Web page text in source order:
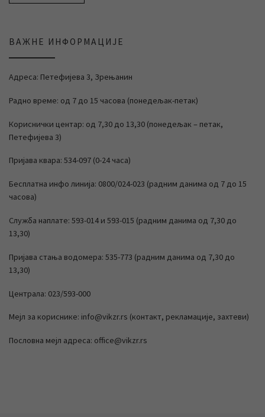
ВАЖНЕ ИНФОРМАЦИЈЕ
Адреса: Петефијева 3, Зрењанин
Радно време: од 7 до 15 часова (понедељак-петак)
Кориснички центар: од 7,30 до 13,30 (понедељак – петак,
Петефијева 3)
Пријава квара: 534-097 (0-24 часа)
Бесплатна инфо линија: 0800/024-023 (радним данима од 7 до 15
часова)
Служба наплате: 593-014 и 593-015 (радним данима од 7,30 до
13,30)
Пријава стања водомера: 535-773 (радним данима од 7,30 до
13,30)
Централа: 023/593-000
Мејл за кориснике: info@vikzr.rs (контакт, рекламације, захтеви)
Пословна мејл адреса: office@vikzr.rs